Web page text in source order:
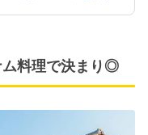
ム料理で決まり◎